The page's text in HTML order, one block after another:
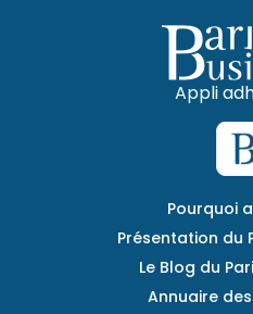
Appli
Pourquoi
Présentation du
Le Blog du
Annuaire